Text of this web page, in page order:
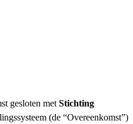
gesloten met Stichting
(de “Overeenkomst”)